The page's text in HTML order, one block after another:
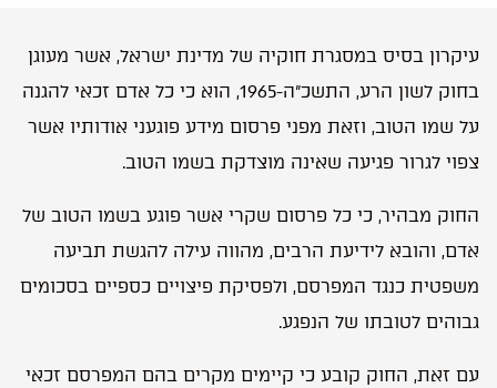
עיקרון בסיס במסגרת חוקיה של מדינת ישראל, אשר מעוגן
בחוק לשון הרע, התשכ”ה-1965, הוא כי כל אדם זכאי להגנה
על שמו הטוב, וזאת מפני פרסום מידע פוגעני אודותיו אשר
צפוי לגרור פגיעה שאינה מוצדקת בשמו הטוב.
החוק מבהיר, כי כל פרסום שקרי אשר פוגע בשמו הטוב של
אדם, והובא לידיעת הרבים, מהווה עילה להגשת תביעה
משפטית כנגד המפרסם, ולפסיקת פיצויים כספיים בסכומים
גבוהים לטובתו של הנפגע.
עם זאת, החוק קובע כי קיימים מקרים בהם המפרסם זכאי